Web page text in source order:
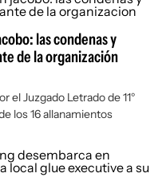
las condenas y
de la organización
el Juzgado Letrado de 11°
los 16 allanamientos